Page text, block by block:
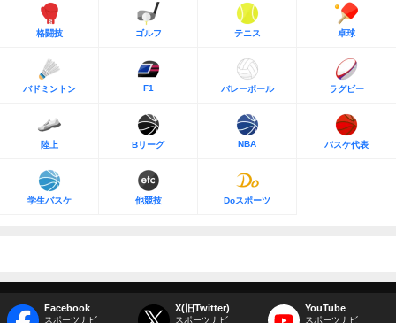
格闘技 ゴルフ テニス 卓球
バドミントン F1 バレーボール ラグビー
陸上 Bリーグ NBA バスケ代表
学生バスケ 他競技 Doスポーツ
Facebook
スポーツナビ
X(旧Twitter)
スポーツナビ
YouTube
スポーツナビ